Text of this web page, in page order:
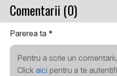
Comentarii (0)
Parerea ta *
Pentru a scrie un
Click aici pentru a te